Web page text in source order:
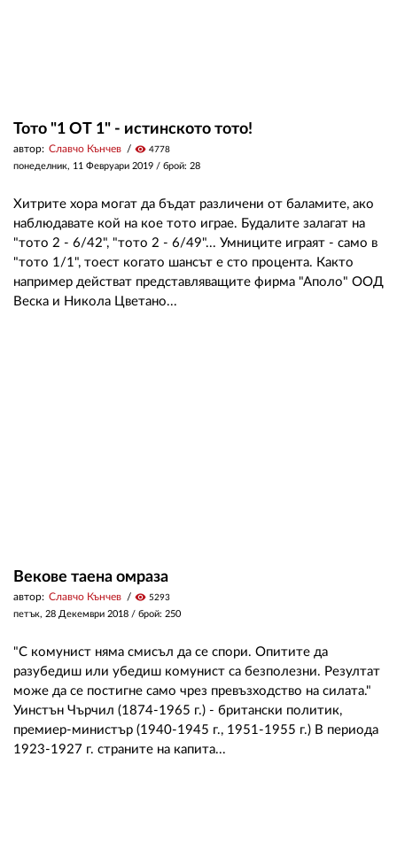
Тото "1 ОТ 1" - истинското тото!
автор: Славчо Кънчев visibility 4778
понеделник, 11 Февруари 2019 / брой: 28
Хитрите хора могат да бъдат различени от баламите, ако
наблюдавате кой на кое тото играе. Будалите залагат на
"тото 2 - 6/42", "тото 2 - 6/49"... Умниците играят - само в
"тото 1/1", тоест когато шансът е сто процента. Както
например действат представляващите фирма "Аполо" ООД
Веска и Никола Цветано...
Векове таена омраза
автор: Славчо Кънчев visibility 5293
петък, 28 Декември 2018 / брой: 250
"С комунист няма смисъл да се спори. Опитите да
разубедиш или убедиш комунист са безполезни. Резултат
може да се постигне само чрез превъзходство на силата."
Уинстън Чърчил (1874-1965 г.) - британски политик,
премиер-министър (1940-1945 г., 1951-1955 г.) В периода
1923-1927 г. страните на капита...